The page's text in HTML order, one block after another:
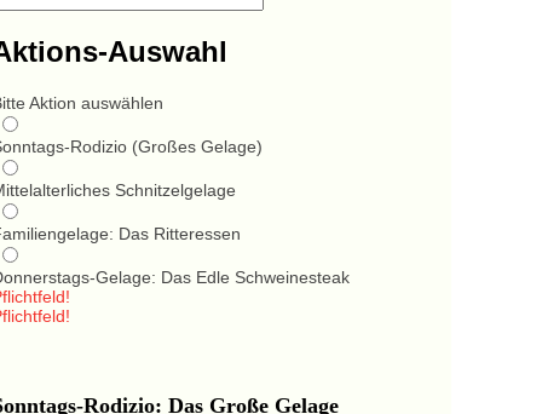
Auswahl
Aktion auswählen
Rodizio (Großes Gelage)
Schnitzelgelage
Das Ritteressen
Gelage: Das Edle Schweinesteak
Rodizio: Das Große Gelage